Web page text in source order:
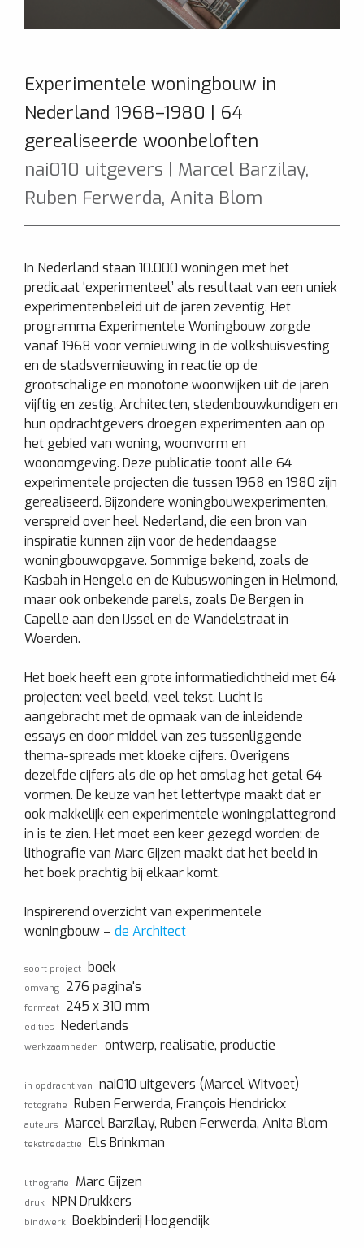
Experimentele woningbouw in
Nederland 1968–1980 | 64
gerealiseerde woonbeloften
nai010 uitgevers | Marcel Barzilay,
Ruben Ferwerda, Anita Blom
In Nederland staan 10.000 woningen met het
predicaat ‘experimenteel’ als resultaat van een uniek
experimentenbeleid uit de jaren zeventig. Het
programma Experimentele Woningbouw zorgde
vanaf 1968 voor vernieuwing in de volkshuisvesting
en de stadsvernieuwing in reactie op de
grootschalige en monotone woonwijken uit de jaren
vijftig en zestig. Architecten, stedenbouwkundigen en
hun opdrachtgevers droegen experimenten aan op
het gebied van woning, woonvorm en
woonomgeving. Deze publicatie toont alle 64
experimentele projecten die tussen 1968 en 1980 zijn
gerealiseerd. Bijzondere woningbouwexperimenten,
verspreid over heel Nederland, die een bron van
inspiratie kunnen zijn voor de hedendaagse
woningbouwopgave. Sommige bekend, zoals de
Kasbah in Hengelo en de Kubuswoningen in Helmond,
maar ook onbekende parels, zoals De Bergen in
Capelle aan den IJssel en de Wandelstraat in
Woerden.
Het boek heeft een grote informatiedichtheid met 64
projecten: veel beeld, veel tekst. Lucht is
aangebracht met de opmaak van de inleidende
essays en door middel van zes tussenliggende
thema-spreads met kloeke cijfers. Overigens
dezelfde cijfers als die op het omslag het getal 64
vormen. De keuze van het lettertype maakt dat er
ook makkelijk een experimentele woningplattegrond
in is te zien. Het moet een keer gezegd worden: de
lithografie van Marc Gijzen maakt dat het beeld in
het boek prachtig bij elkaar komt.
Inspirerend overzicht van experimentele
woningbouw – de Architect
soort project boek
omvang 276 pagina's
formaat 245 x 310 mm
edities Nederlands
werkzaamheden ontwerp, realisatie, productie
in opdracht van nai010 uitgevers (Marcel Witvoet)
fotografie Ruben Ferwerda, François Hendrickx
auteurs Marcel Barzilay, Ruben Ferwerda, Anita Blom
tekstredactie Els Brinkman
lithografie Marc Gijzen
druk NPN Drukkers
bindwerk Boekbinderij Hoogendijk